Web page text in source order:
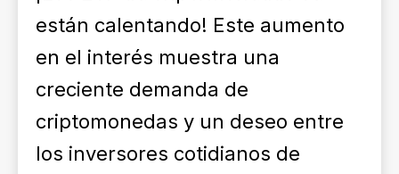
están calentando! Este aumento
en el interés muestra una
creciente demanda de
criptomonedas y un deseo entre
los inversores cotidianos de